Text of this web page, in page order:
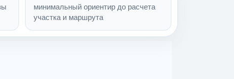
минимальный ориентир до расчета
участка и маршрута